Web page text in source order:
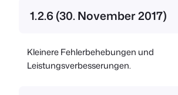
1.2.6 (30. November 2017)
Kleinere Fehlerbehebungen und
Leistungsverbesserungen.